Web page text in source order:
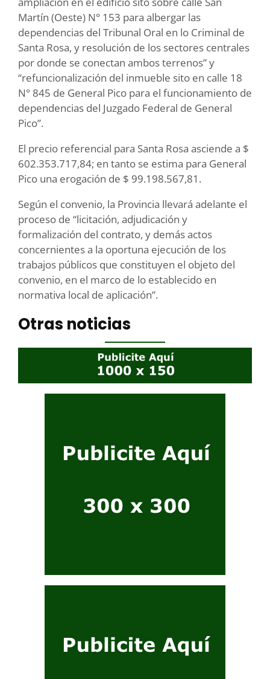
Martín (Oeste) N° 153 para albergar las
dependencias del Tribunal Oral en lo Criminal de
Santa Rosa, y resolución de los sectores centrales
por donde se conectan ambos terrenos” y
“refuncionalización del inmueble sito en calle 18
N° 845 de General Pico para el funcionamiento de
dependencias del Juzgado Federal de General
Pico”.
El precio referencial para Santa Rosa asciende a $
602.353.717,84; en tanto se estima para General
Pico una erogación de $ 99.198.567,81.
Según el convenio, la Provincia llevará adelante el
proceso de “licitación, adjudicación y
formalización del contrato, y demás actos
concernientes a la oportuna ejecución de los
trabajos públicos que constituyen el objeto del
convenio, en el marco de lo establecido en
normativa local de aplicación”.
Otras noticias